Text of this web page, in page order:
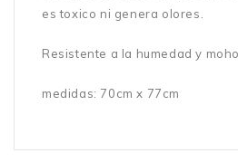
es toxico ni genera olores.
Resistente a la humedad y moho.
medidas: 70cm x 77cm